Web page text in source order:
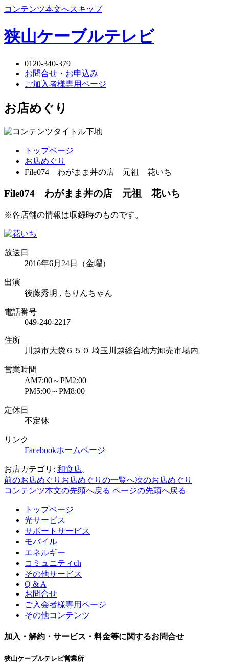
コンテンツ本文へスキップ
狭山ケーブルテレビ
0120-340-379
お問合せ・お申込み
ご加入者様専用ページ
お店めぐり
トップページ
お店めぐり
File074 わがまま丼の店 元祖 花いち
File074 わがまま丼の店 元祖 花いち
※各店舗の情報は収録時のものです。
放送日
2016年6月24日（金曜）
出演
後藤秀明 , もりんちゃん
電話番号
049-240-2217
住所
川越市大袋６５０ 埼玉川越総合地方卸売市場内
営業時間
AM7:00～PM2:00
PM5:00～PM8:00
定休日
不定休
リンク
Facebookホームページ
お店カテゴリ: 和食店。
前のお店めぐり お店めぐりの一覧へ次のお店めぐり
コンテンツ本文の先頭へ戻る ページの先頭へ戻る
トップページ
光サービス
サポートサービス
モバイル
エネルギー
コミュニティch
その他サービス
Q & A
お問合せ
ご入会者様専用ページ
その他コンテンツ
加入・解約・サービス・料金等に関するお問合せ
狭山ケーブルテレビ営業所